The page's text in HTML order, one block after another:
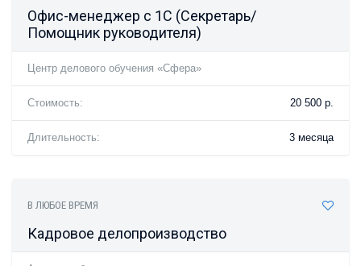
Офис-менеджер с 1С (Секретарь/
Помощник руководителя)
Центр делового обучения «Сфера»
Стоимость: 20 500 р.
Длительность: 3 месяца
В ЛЮБОЕ ВРЕМЯ
Кадровое делопроизводство